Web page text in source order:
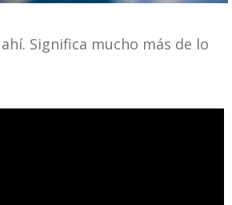
Significa mucho más de lo